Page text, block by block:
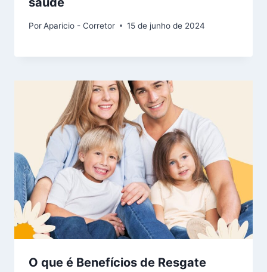
PorAparicio - Corretor 15 de junho de 2024
O que é Benefícios de Resgate